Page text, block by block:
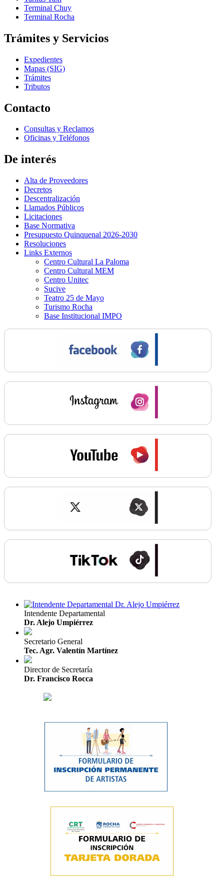
Terminal Chuy
Terminal Rocha
Trámites y Servicios
Expedientes
Mapas (SIG)
Trámites
Tributos
Contacto
Consultas y Reclamos
Oficinas y Teléfonos
De interés
Alta de Proveedores
Decretos
Descentralización
Llamados Públicos
Licitaciones
Base Normativa
Presupuesto Quinquenal 2026-2030
Resoluciones
Links Externos
Centro Cultural La Paloma
Centro Cultural MEM
Centro Unitec
Sucive
Teatro 25 de Mayo
Turismo Rocha
Base Institucional IMPO
Intendente Departamental
Dr. Alejo Umpiérrez
Secretario General
Tec. Agr. Valentín Martínez
Director de Secretaría
Dr. Francisco Rocca